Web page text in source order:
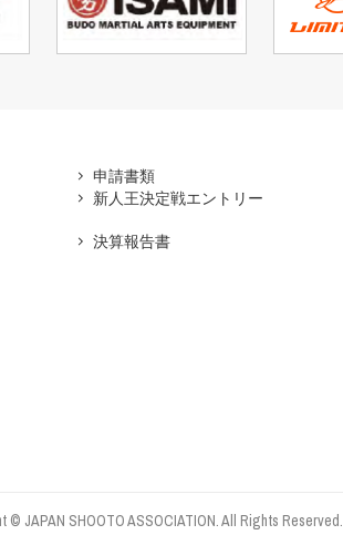
申請書類
新人王決定戦エントリー
決算報告書
© JAPAN SHOOTO ASSOCIATION. All Rights Reserved.